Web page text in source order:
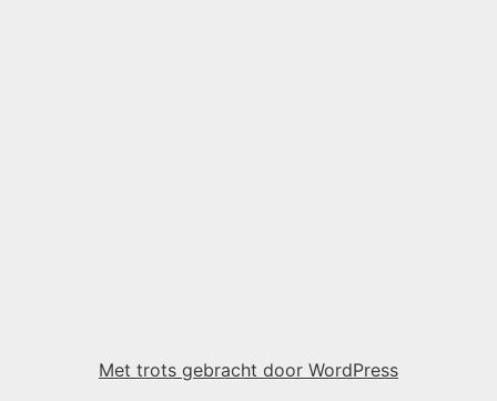
Met trots gebracht door WordPress